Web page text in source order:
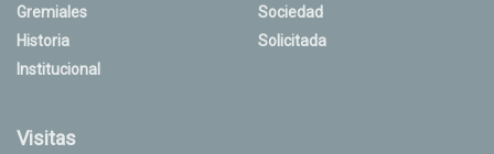
Gremiales
Historia
Institucional
Sociedad
Solicitada
Visitas